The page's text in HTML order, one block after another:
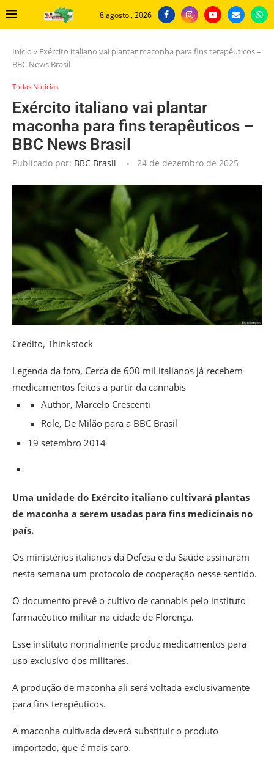
8 agosto , 2026
Início » Exército italiano vai plantar maconha para fins terapêuticos –
BBC News Brasil
Todas Noticias
Exército italiano vai plantar
maconha para fins terapêuticos –
BBC News Brasil
Publicado por: BBC Brasil 24 de dezembro de 2025
Crédito, Thinkstock
Legenda da foto, Cerca de 600 mil italianos já recebem
medicamentos feitos a partir da cannabis
Author, Marcelo Crescenti
Role, De Milão para a BBC Brasil
19 setembro 2014
Uma unidade do Exército italiano cultivará plantas
de maconha a serem usadas para fins medicinais no
país.
Os ministérios italianos da Defesa e da Saúde assinaram
nesta semana um protocolo de cooperação nesse sentido.
O documento prevê o cultivo de cannabis pelo instituto
farmacêutico militar na cidade de Florença.
Esse instituto normalmente produz medicamentos para
uso exclusivo dos militares.
A produção de maconha ali será voltada exclusivamente
para fins terapêuticos.
A maconha cultivada deverá substituir o produto
importado, que é mais caro.